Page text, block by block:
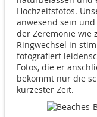
Hochzeitsfotos.
anwesend sein
der Zeremonie wie
Ringwechsel in
fotografiert
Fotos, die er
bekommt nur die
kürzester Zeit.